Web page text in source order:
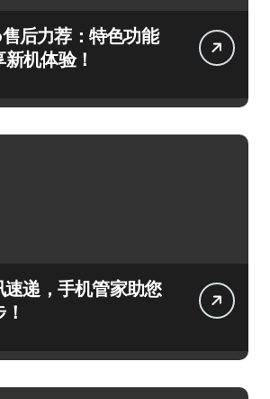
后力荐：特色功能
机体验！
递，手机管家助您